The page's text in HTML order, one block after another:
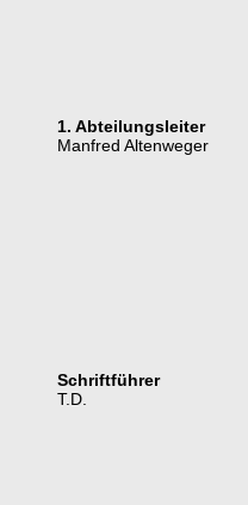
1. Abteilungsleiter
Manfred Altenweger
Schriftführer
T.D.